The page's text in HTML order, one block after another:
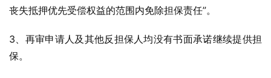
丧失抵押优先受偿权益的范围内免除担保责任”。
3、再审申请人及其他反担保人均没有书面承诺继续提供担
保。